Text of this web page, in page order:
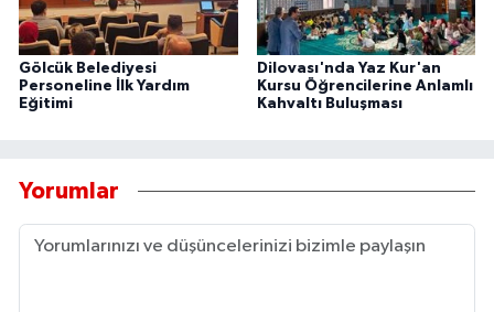
Gölcük Belediyesi
Personeline İlk Yardım
Eğitimi
Dilovası'nda Yaz Kur'an
Kursu Öğrencilerine Anlamlı
Kahvaltı Buluşması
Yorumlar